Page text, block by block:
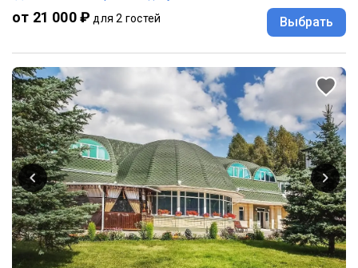
от 21 000 ₽ для 2 гостей Выбрать